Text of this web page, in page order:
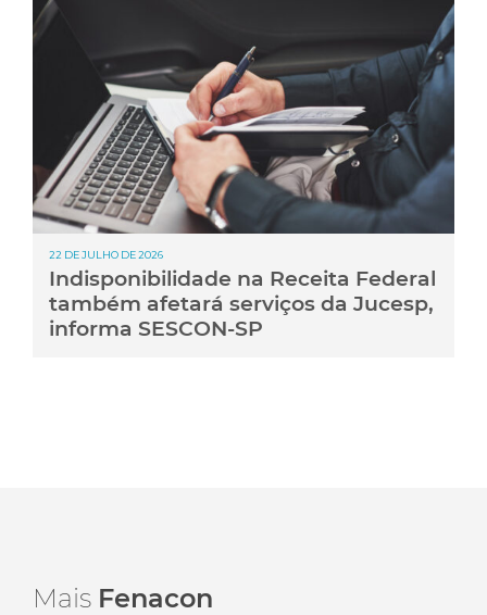
22 DE JULHO DE 2026
Indisponibilidade na Receita Federal
também afetará serviços da Jucesp,
informa SESCON-SP
Mais Fenacon